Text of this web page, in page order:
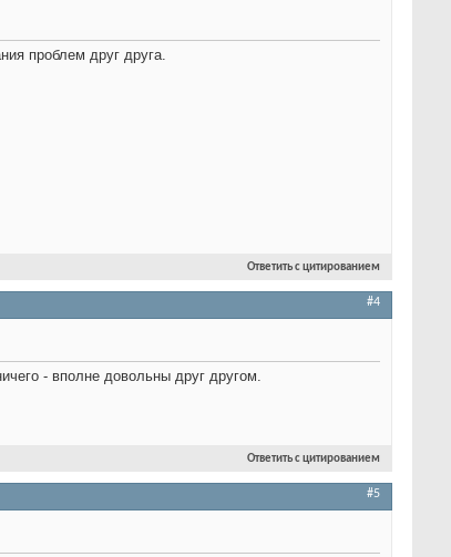
проблем друг друга.
Ответить с цитированием
#4
- вполне довольны друг другом.
Ответить с цитированием
#5